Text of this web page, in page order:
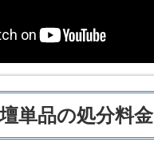
単品の処分料金